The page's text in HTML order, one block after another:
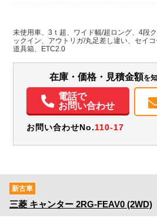
千葉県
W:2,080
H:370
W:2,220
H:2,800
パワステ パワーウィンドウ ABS
電動格納ミラー
ETC バックモニター 取扱
未使用車、3ｔ超、ワイド幅/超ロング、4段
ックイン、アウトリガ/丸足差し違い、セイ
道具箱、ETC2.0
在庫・価格・見積金額を
電話で
お問い合わせ
お問い合わせNo.110-17
新古車
三菱 キャンター 2RG-FEAV0 (2WD)